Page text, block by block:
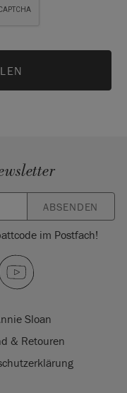
ABSENDEN
im Postfach!
Sloan
& Retouren